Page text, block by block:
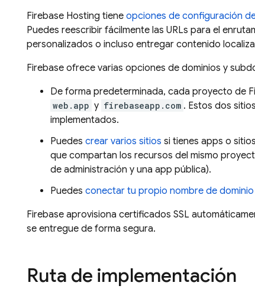
Firebase Hosting tiene opciones de configuración
Puedes reescribir fácilmente las URLs para el
personalizados o incluso entregar contenido
Firebase ofrece varias opciones de dominios y
De forma predeterminada, cada proyecto de
web.app y firebaseapp.com . Estos dos
implementados.
Puedes crear varios sitios si tienes apps o
que compartan los recursos del mismo
de administración y una app pública).
Puedes conectar tu propio nombre de dominio
Firebase aprovisiona certificados SSL
se entregue de forma segura.
Ruta de implementación